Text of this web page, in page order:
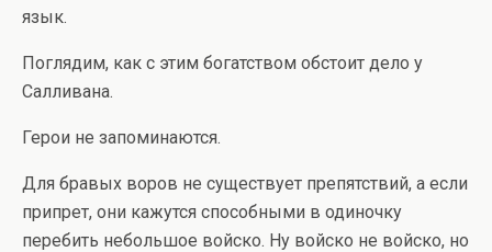
язык.
Поглядим, как с этим богатством обстоит дело у
Салливана.
Герои не запоминаются.
Для бравых воров не существует препятствий, а если
припрет, они кажутся способными в одиночку
перебить небольшое войско. Ну войско не войско, но